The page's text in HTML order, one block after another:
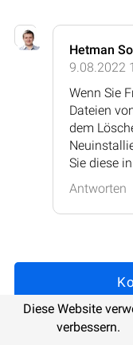
Hetman
9.08.2022
Wenn Sie
Dateien
dem
Sie diese
Antworten
Diese Website
verbessern.